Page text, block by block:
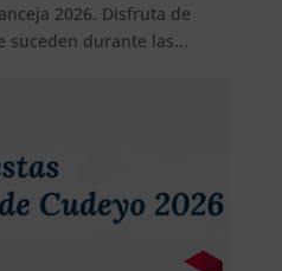
2026. Disfruta de
suceden durante las...